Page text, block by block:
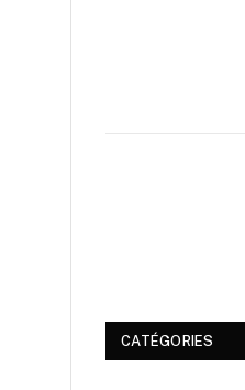
CATÉGORIES